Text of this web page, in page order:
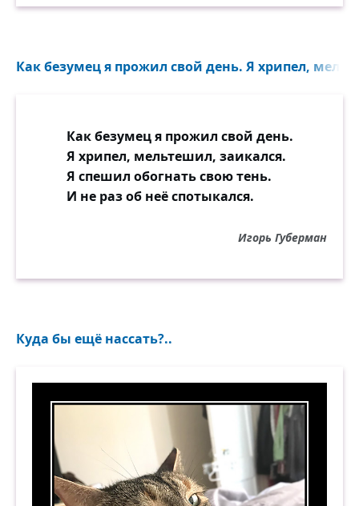
Как безумец я прожил свой день. Я хрипел,
Как безумец я прожил свой день.
Я хрипел, мельтешил, заикался.
Я спешил обогнать свою тень.
И не раз об неё спотыкался.
Игорь Губерман
Куда бы ещё нассать?..